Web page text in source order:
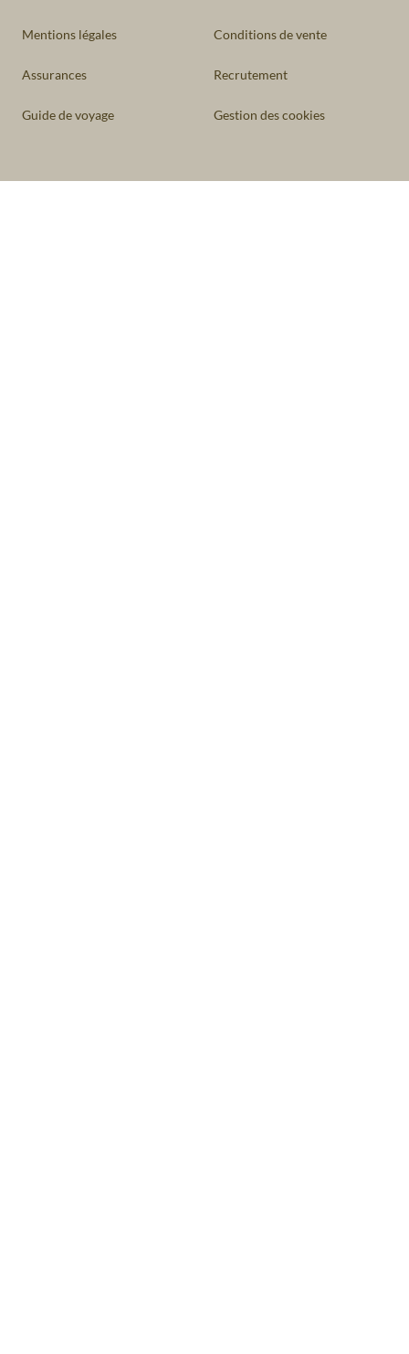
Mentions légales Conditions de vente
Assurances Recrutement
Guide de voyage Gestion des cookies